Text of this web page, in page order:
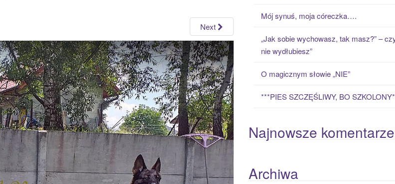
Next
Mój synuś, moja córeczka….
„Jak sobie wychowasz, tak masz?” –
nie wydłubiesz”
O magicznym słowie „NIE”
***PIES SZCZĘŚLIWY, BO
Najnowsze komentarze
Archiwa